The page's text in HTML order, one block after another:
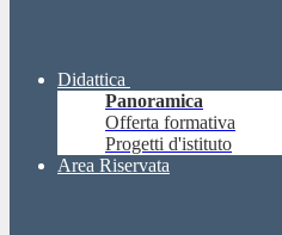
Didattica
Panoramica
Offerta formativa
Progetti d'istituto
Area Riservata